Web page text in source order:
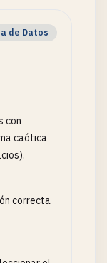
de Datos
con
caótica
correcta